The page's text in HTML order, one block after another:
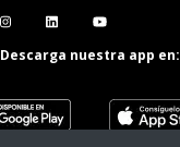
Descarga nuestra app en: